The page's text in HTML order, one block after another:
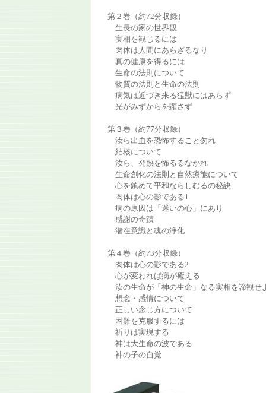
第２巻（約72分収録）
生長の家の世界観
実相を観じるには
肉体は人間にあらざるなり
真の健康を得るには
生命の法則について
物質の法則と生命の法則
病気は近づき来る猛獣にはあらず
光がみずからを顕さず
第３巻（約77分収録）
汝ら出血を恐怖すること勿れ
結核について
汝ら、発熱を怖るるなかれ
生命創化の法則と自然療能について
心を鎮めて平和ならしむるの秘訣
肉体は心の影である1
病の原因は「迷いの心」にあり
感謝の奇蹟
潜在意識と魂の浄化
第４巻（約73分収録）
肉体は心の影である2
心が変われば病が癒える
汝の生命が「神の生命」なる実相を諦観せ
想念・感情について
正しい念じ方について
困難を克服するには
祈りは実現する
神は大生命の波である
神の子の自覚